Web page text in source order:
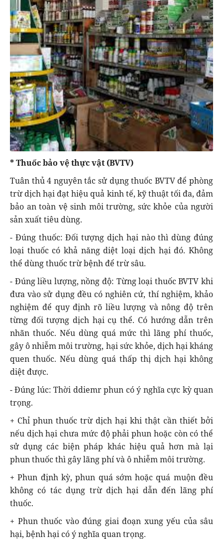
* Thuốc bảo vệ thực vật (BVTV)
Tuân thủ 4 nguyên tắc sử dụng thuốc BVTV để phòng
trừ dịch hại đạt hiệu quả kinh tế, kỹ thuật tối đa, đảm
bảo an toàn vệ sinh môi trường, sức khỏe của người
sản xuất tiêu dùng.
- Đúng thuốc: Đối tượng dịch hại nào thì dùng đúng
loại thuốc có khả năng diệt loại dịch hại đó. Không
thể dùng thuốc trừ bệnh để trừ sâu.
- Đúng liều lượng, nồng độ: Từng loại thuốc BVTV khi
đưa vào sử dụng đều có nghiên cứ, thí nghiệm, khảo
nghiệm để quy định rõ liều lượng và nông độ trên
từng đối tượng dịch hại cụ thể. Có hướng dẫn trên
nhãn thuốc. Nếu dùng quá mức thì lãng phí thuốc,
gây ô nhiễm môi trường, hại sức khỏe, dịch hại kháng
quen thuốc. Nếu dùng quá thấp thị dịch hại không
diệt được.
- Đúng lúc: Thời ddiemr phun có ý nghĩa cực kỳ quan
trọng.
+ Chỉ phun thuốc trừ dịch hại khi thật cần thiết bởi
nếu dịch hại chưa mức độ phải phun hoặc còn có thể
sử dụng các biện pháp khác hiệu quả hơn mà lại
phun thuốc thì gây lãng phí và ô nhiễm môi trường.
+ Phun định kỳ, phun quá sớm hoặc quá muộn đều
không có tác dụng trừ dịch hại dẫn đến lãng phí
thuốc.
+ Phun thuốc vào đúng giai đoạn xung yếu của sâu
hại, bệnh hại có ý nghĩa quan trọng.